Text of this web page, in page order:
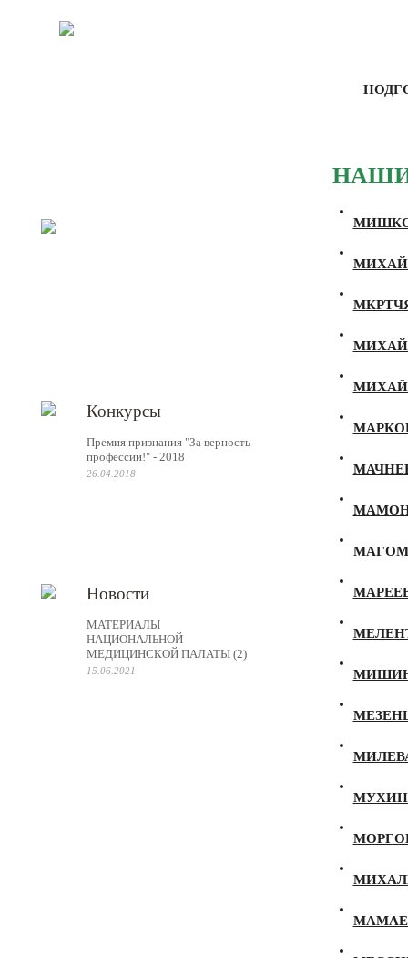
Конкурсы
Премия признания "За верность
профессии!" - 2018
26.04.2018
Новости
МАТЕРИАЛЫ
НАЦИОНАЛЬНОЙ
МЕДИЦИНСКОЙ ПАЛАТЫ (2)
15.06.2021 МИШИН
МУХИН